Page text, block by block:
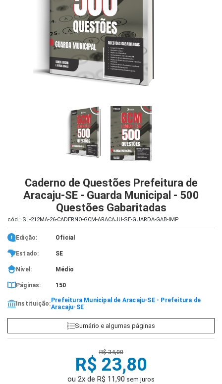
Caderno de Questões Prefeitura de
Aracaju-SE - Guarda Municipal - 500
Questões Gabaritadas
cód.: SL-212MA-26-CADERNO-GCM-ARACAJU-SE-GUARDA-GAB-IMP
Edição: Oficial
Estado: SE
Nível: Médio
Páginas: 150
Instituição: Prefeitura Municipal de Aracaju-SE - Prefeitura de
Aracaju-SE
Sumário e algumas páginas
R$ 34,00
R$ 23,80
ou 2x de R$ 11,90 sem juros